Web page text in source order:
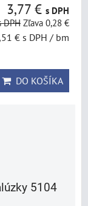
3,77 € s DPH
DPH Zľava 0,28 €
€ s DPH / bm
DO KOŠÍKA
5104